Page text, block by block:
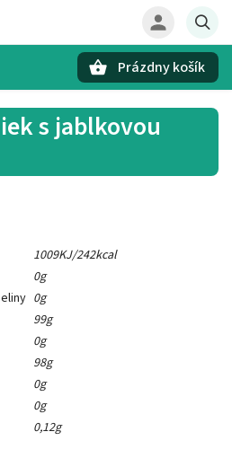
Prázdny košík
s jablkovou
1009KJ/242kcal
0g
0g
99g
0g
98g
0g
0g
0,12g